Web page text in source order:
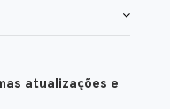
atualizações e